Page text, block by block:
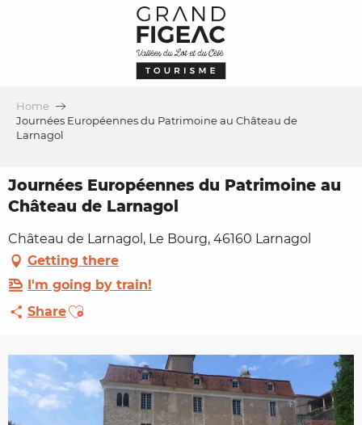
Home
Journées Européennes du Patrimoine au Château de
Larnagol
Journées Européennes du Patrimoine au
Château de Larnagol
Château de Larnagol, Le Bourg, 46160 Larnagol
Getting there
I'm going by train!
ShareAjouter aux favoris